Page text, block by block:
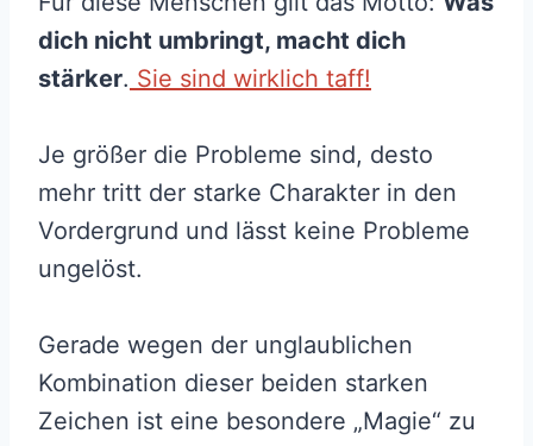
dich nicht umbringt, macht dich
stärker. Sie sind wirklich taff!
Je größer die Probleme sind, desto
mehr tritt der starke Charakter in den
Vordergrund und lässt keine Probleme
ungelöst.
Gerade wegen der unglaublichen
Kombination dieser beiden starken
Zeichen ist eine besondere „Magie“ zu